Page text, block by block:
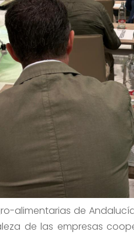
alimentarias de
de las empresas